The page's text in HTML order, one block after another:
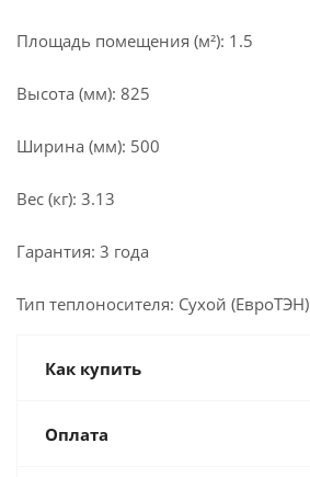
Площадь помещения (м²): 1.5
Высота (мм): 825
Ширина (мм): 500
Вес (кг): 3.13
Гарантия: 3 года
Тип теплоносителя: Сухой (ЕвроТЭН)
Как купить
Оплата